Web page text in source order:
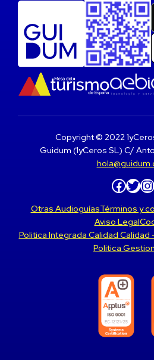
Copyright © 2022
Guidum (1yCeros SL) C/
Facebook Twitter Instagram
Otras AudioguíasTérminos y
Aviso Legal
Politica Integrada Calidad Calidad
Politica